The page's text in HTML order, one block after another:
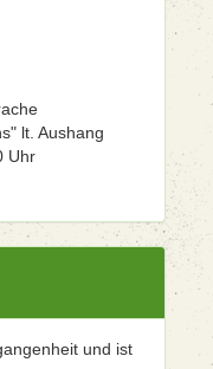
lt. Aushang
Uhr
und ist